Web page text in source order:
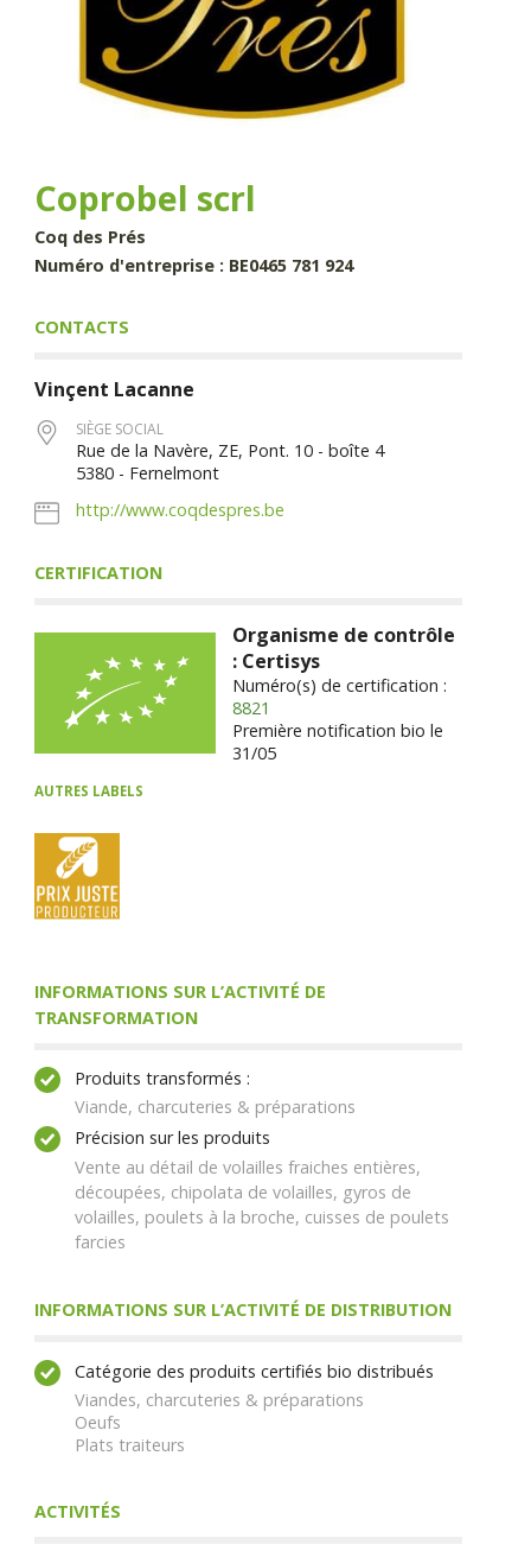
Coprobel scrl
Coq des Prés
Numéro d'entreprise : BE0465 781 924
CONTACTS
Vinçent Lacanne
SIÈGE SOCIAL
Rue de la Navère, ZE, Pont. 10 - boîte 4
5380 - Fernelmont
http://www.coqdespres.be
CERTIFICATION
Organisme de contrôle
: Certisys
Numéro(s) de certification :
8821
Première notification bio le
31/05
AUTRES LABELS
INFORMATIONS SUR L’ACTIVITÉ DE
TRANSFORMATION
Produits transformés :
Viande, charcuteries & préparations
Précision sur les produits
Vente au détail de volailles fraiches entières,
découpées, chipolata de volailles, gyros de
volailles, poulets à la broche, cuisses de poulets
farcies
INFORMATIONS SUR L’ACTIVITÉ DE DISTRIBUTION
Catégorie des produits certifiés bio distribués
Viandes, charcuteries & préparations
Oeufs
Plats traiteurs
ACTIVITÉS